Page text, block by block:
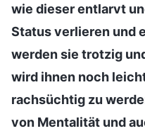
wie dieser entlarvt
Status verlieren und
werden sie trotzig
wird ihnen noch
rachsüchtig zu
von Mentalität und